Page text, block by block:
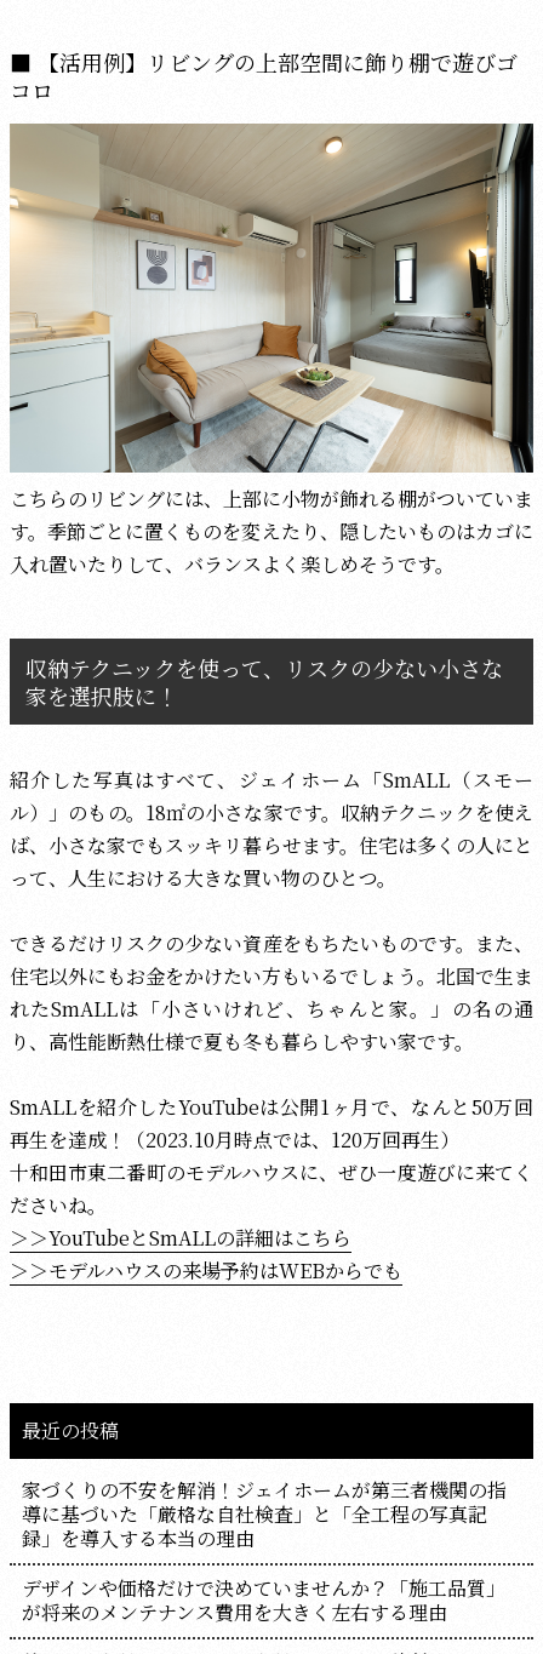
【活用例】リビングの上部空間に飾り棚で遊びゴ
コロ
こちらのリビングには、上部に小物が飾れる棚がついていま
す。季節ごとに置くものを変えたり、隠したいものはカゴに
入れ置いたりして、バランスよく楽しめそうです。
収納テクニックを使って、リスクの少ない小さな
家を選択肢に！
紹介した写真はすべて、ジェイホーム「SmALL（スモー
ル）」のもの。18㎡の小さな家です。収納テクニックを使え
ば、小さな家でもスッキリ暮らせます。住宅は多くの人にと
って、人生における大きな買い物のひとつ。
できるだけリスクの少ない資産をもちたいものです。また、
住宅以外にもお金をかけたい方もいるでしょう。北国で生ま
れたSmALLは「小さいけれど、ちゃんと家。」の名の通
り、高性能断熱仕様で夏も冬も暮らしやすい家です。
SmALLを紹介したYouTubeは公開1ヶ月で、なんと50万回
再生を達成！（2023.10月時点では、120万回再生）
十和田市東二番町のモデルハウスに、ぜひ一度遊びに来てく
ださいね。
＞＞YouTubeとSmALLの詳細はこちら
＞＞モデルハウスの来場予約はWEBからでも
最近の投稿
家づくりの不安を解消！ジェイホームが第三者機関の指
導に基づいた「厳格な自社検査」と「全工程の写真記
録」を導入する本当の理由
デザインや価格だけで決めていませんか？「施工品質」
が将来のメンテナンス費用を大きく左右する理由